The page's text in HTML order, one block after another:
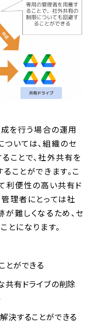
を行う場合の運用
いては、組織のセ
ことで、社外共有を
ことができます。こ
利便性の高い共有ド
理者にとっては社
難しくなるため、セ
とになります。
とができる
共有ドライブの削除
決することができる